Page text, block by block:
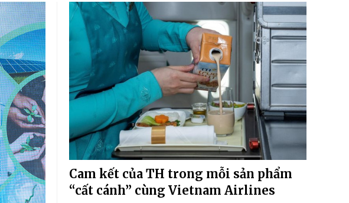
Cam kết của TH trong mỗi sản phẩm
“cất cánh” cùng Vietnam Airlines